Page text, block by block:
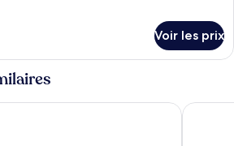
Voir les prix
Dusseldorf Main Station by IHG